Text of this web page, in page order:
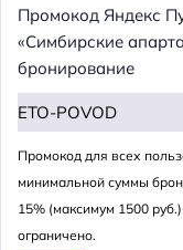
Промокод Яндекс
«Симбирские
бронирование
ETO-POVOD
Промокод для всех
минимальной суммы
15% (максимум 1500
ограничено.